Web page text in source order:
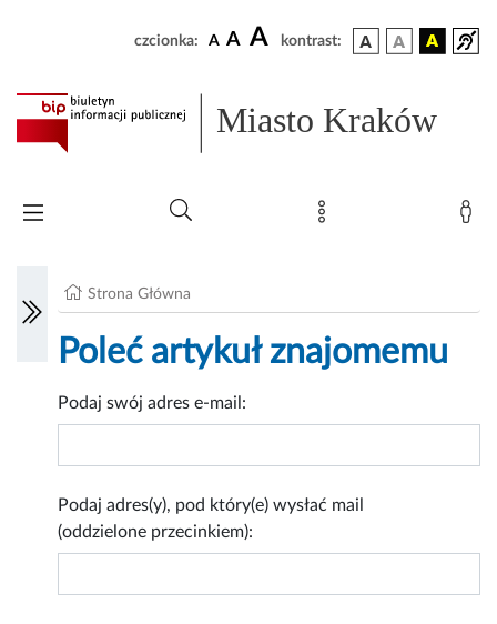
czcionka: A A A kontrast:
Miasto Kraków
Strona Główna
Poleć artykuł znajomemu
Podaj swój adres e-mail:
Podaj adres(y), pod który(e) wysłać mail
(oddzielone przecinkiem):